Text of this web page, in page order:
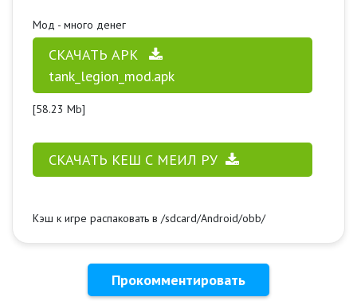
Мод - много денег
СКАЧАТЬ APK
tank_legion_mod.apk
[58.23 Mb]
СКАЧАТЬ КЕШ С МЕИЛ РУ
Кэш к игре распаковать в /sdcard/Android/obb/
Прокомментировать